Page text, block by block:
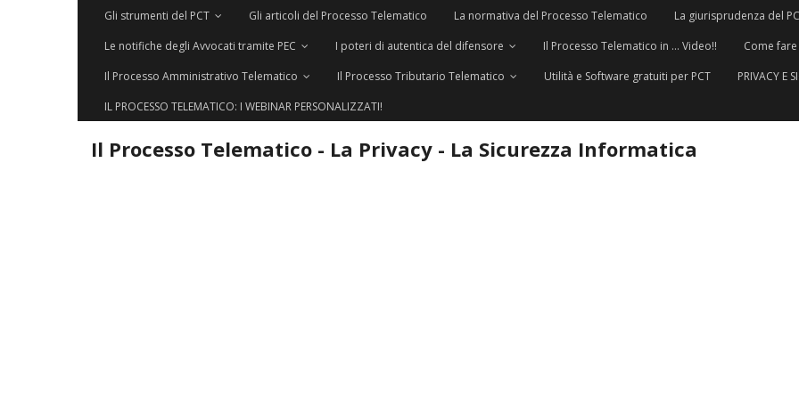
Gli strumenti del PCT Gli articoli del Processo Telematico La normativa del Processo Telematico
La giurisprudenza del
Le notifiche degli Avvocati tramite PEC
I poteri di autentica del difensore Il Processo Telematico in … Video!!
Come
Il Processo Amministrativo Telematico
Il Processo Tributario Telematico Utilità e Software gratuiti per PCT
PRIVACY E
IL PROCESSO TELEMATICO: I WEBINAR PERSONALIZZATI!
Il Processo Telematico - La Privacy - La Sicurezza Informatica